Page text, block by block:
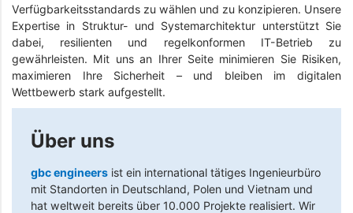
Verfügbarkeitsstandards zu wählen und zu konzipieren. Unsere
Expertise in Struktur- und Systemarchitektur unterstützt Sie
dabei, resilienten und regelkonformen IT-Betrieb zu
gewährleisten. Mit uns an Ihrer Seite minimieren Sie Risiken,
maximieren Ihre Sicherheit – und bleiben im digitalen
Wettbewerb stark aufgestellt.
Über uns
gbc engineers ist ein international tätiges Ingenieurbüro
mit Standorten in Deutschland, Polen und Vietnam und
hat weltweit bereits über 10.000 Projekte realisiert. Wir